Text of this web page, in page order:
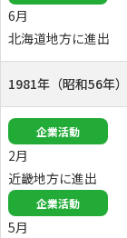
6月
北海道地方に進出
1981年（昭和56年）
企業活動
2月
近畿地方に進出
企業活動
5月